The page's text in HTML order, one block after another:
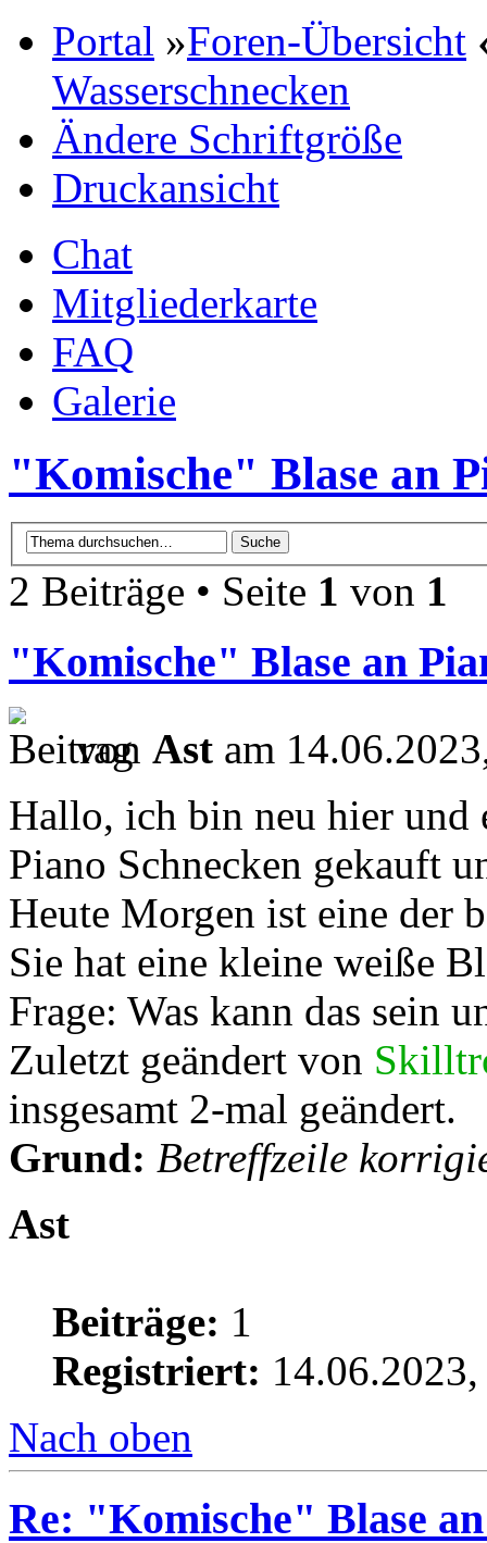
Portal »Foren-Übersicht
Wasserschnecken
Ändere Schriftgröße
Druckansicht
Chat
Mitgliederkarte
FAQ
Galerie
"Komische" Blase an
2 Beiträge • Seite 1 von 1
"Komische" Blase an
von Ast am
Hallo, ich bin neu hier und
Piano Schnecken gekauft
Heute Morgen ist eine der
Sie hat eine kleine weiße
Frage: Was kann das sein
Zuletzt geändert von
insgesamt 2-mal geändert.
Grund: Betreffzeile
Ast
Beiträge: 1
Registriert:
Nach oben
Re: "Komische" Blase